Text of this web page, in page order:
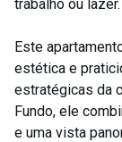
trabalho ou lazer.
Este
estética e
estratégicas da
Fundo, ele
e uma vista